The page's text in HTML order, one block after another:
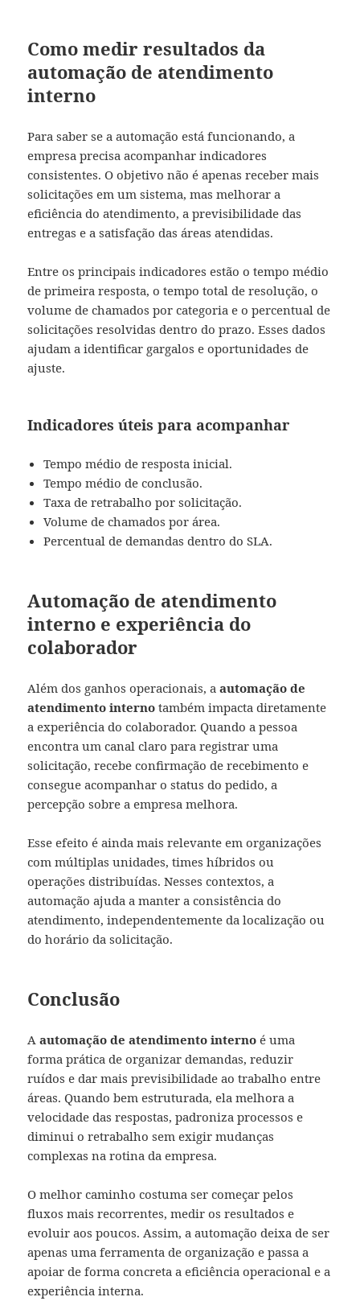
Como medir resultados da
automação de atendimento
interno
Para saber se a automação está funcionando, a
empresa precisa acompanhar indicadores
consistentes. O objetivo não é apenas receber mais
solicitações em um sistema, mas melhorar a
eficiência do atendimento, a previsibilidade das
entregas e a satisfação das áreas atendidas.
Entre os principais indicadores estão o tempo médio
de primeira resposta, o tempo total de resolução, o
volume de chamados por categoria e o percentual de
solicitações resolvidas dentro do prazo. Esses dados
ajudam a identificar gargalos e oportunidades de
ajuste.
Indicadores úteis para acompanhar
Tempo médio de resposta inicial.
Tempo médio de conclusão.
Taxa de retrabalho por solicitação.
Volume de chamados por área.
Percentual de demandas dentro do SLA.
Automação de atendimento
interno e experiência do
colaborador
Além dos ganhos operacionais, aautomação de
atendimento interno também impacta diretamente
a experiência do colaborador. Quando a pessoa
encontra um canal claro para registrar uma
solicitação, recebe confirmação de recebimento e
consegue acompanhar o status do pedido, a
percepção sobre a empresa melhora.
Esse efeito é ainda mais relevante em organizações
com múltiplas unidades, times híbridos ou
operações distribuídas. Nesses contextos, a
automação ajuda a manter a consistência do
atendimento, independentemente da localização ou
do horário da solicitação.
Conclusão
Aautomação de atendimento interno é uma
forma prática de organizar demandas, reduzir
ruídos e dar mais previsibilidade ao trabalho entre
áreas. Quando bem estruturada, ela melhora a
velocidade das respostas, padroniza processos e
diminui o retrabalho sem exigir mudanças
complexas na rotina da empresa.
O melhor caminho costuma ser começar pelos
fluxos mais recorrentes, medir os resultados e
evoluir aos poucos. Assim, a automação deixa de ser
apenas uma ferramenta de organização e passa a
apoiar de forma concreta a eficiência operacional e a
experiência interna.